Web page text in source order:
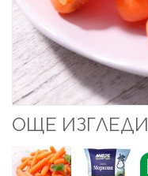
ОЩЕ ИЗГЛЕДИ